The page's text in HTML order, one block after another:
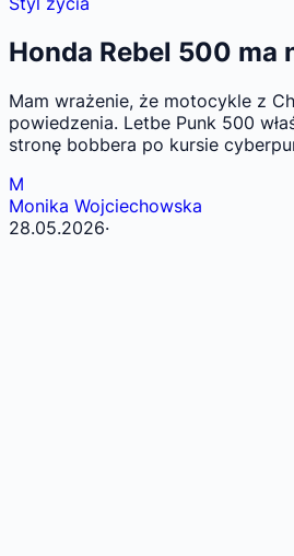
Honda Rebel 500 ma
Mam wrażenie, że motocykle z
powiedzenia. Letbe Punk 500
stronę bobbera po kursie
M
Monika Wojciechowska
28.05.2026·